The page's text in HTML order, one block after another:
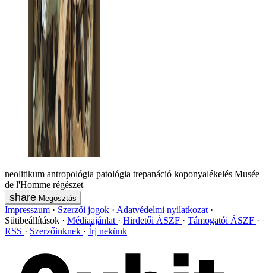
neolitikum antropológia patológia trepanáció koponyalékelés Musée
de l'Homme régészet
Megosztás
Impresszum Szerzői jogok
Adatvédelmi nyilatkozat
Sütibeállítások
Médiaajánlat Hirdetői ÁSZF
Támogatói ÁSZF
RSS
Szerzőinknek Írj nekünk